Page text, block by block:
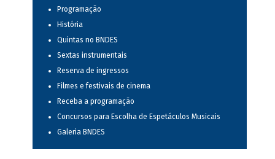
Programação
História
Quintas no BNDES
Sextas instrumentais
Reserva de ingressos
Filmes e festivais de cinema
Receba a programação
Concursos para Escolha de Espetáculos Musicais
Galeria BNDES